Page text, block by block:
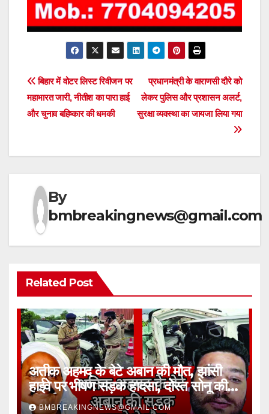
Post
navigation
प्रधानमंत्री के वाराणसी दौरे को
लेकर पुलिस और प्रशासन अलर्ट,
सुरक्षा व्यवस्था का जायजा लिया गया
बिहार में वोटर लिस्ट रिवीजन पर
महाभारत जारी, नीतीश का पारा हाई
और चुनाव बहिष्कार की धमकी
By
bmbreakingnews@gmail.com
Related Post
अतीक अहमद के बेटे अबान की मौत, झांसी
हाईवे पर भीषण सड़क हादसा, दोस्त सोनू की
भी गई जान
BMBREAKINGNEWS@GMAIL.COM